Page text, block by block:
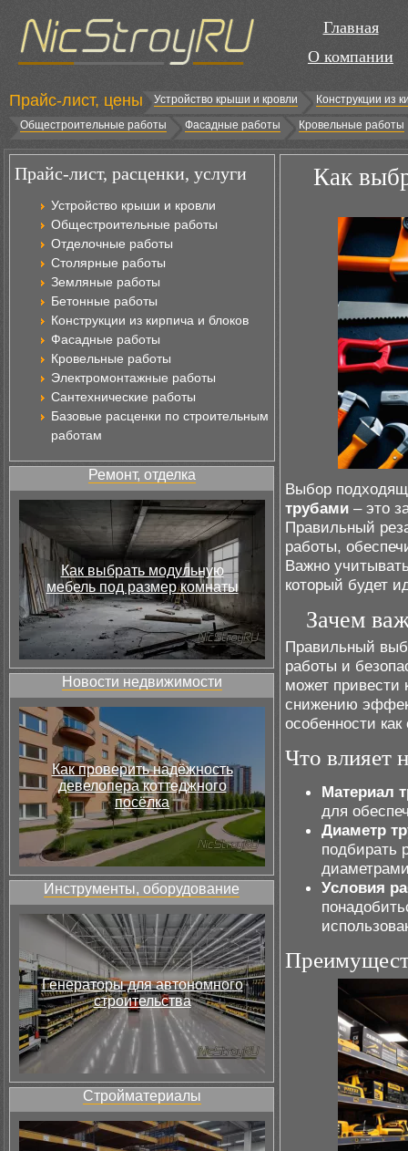
Главная
О компании
Прайс-лист, цены Устройство крыши и кровли
Конструкции из
Общестроительные работы
Фасадные работы Кровельные работы
Прайс-лист, расценки, услуги
Устройство крыши и кровли
Общестроительные работы
Отделочные работы
Столярные работы
Земляные работы
Бетонные работы
Конструкции из кирпича и блоков
Фасадные работы
Кровельные работы
Электромонтажные работы
Сантехнические работы
Базовые расценки по строительным
работам
Ремонт, отделка
Как выбрать модульную
мебель под размер комнаты
Новости недвижимости
Как проверить надёжность
девелопера коттеджного
посёлка
Инструменты, оборудование
Генераторы для автономного
строительства
Стройматериалы
Как
Выбор
трубами – это
Правильный
работы,
Важно
который будет
Зачем
Правильный
работы и
может
снижению
особенности
Что влияет
Материал
для
Диаметр
подбирать
Условия